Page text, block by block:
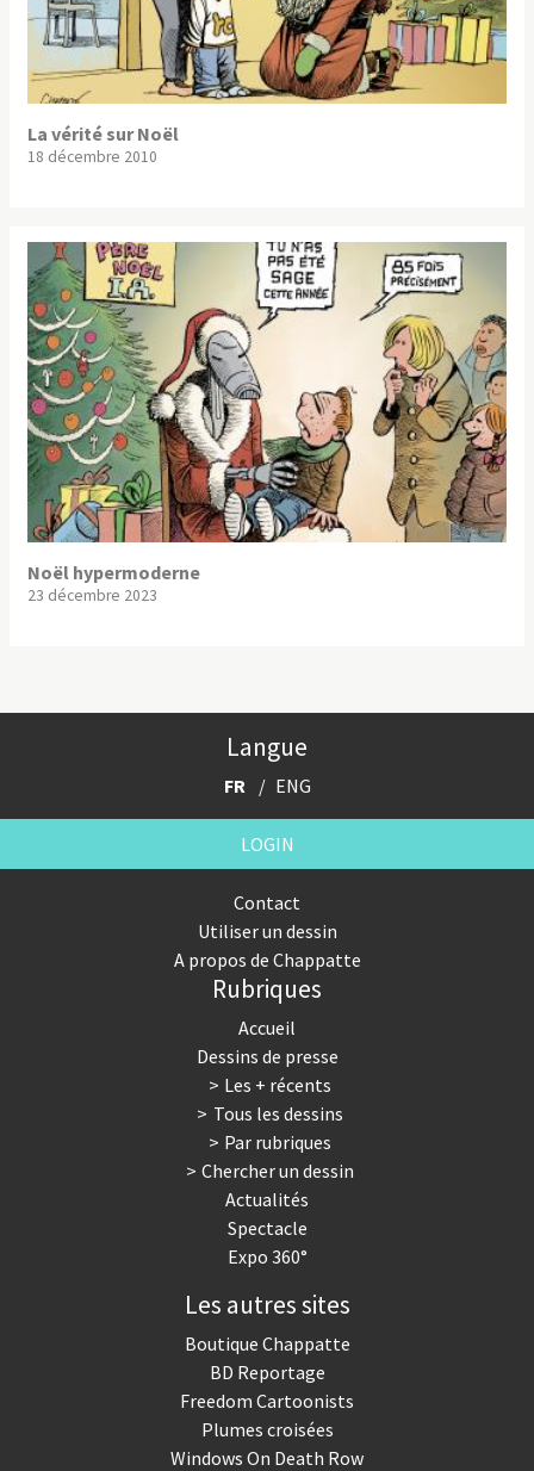
La vérité sur Noël
18 décembre 2010
Noël hypermoderne
23 décembre 2023
Langue
FR ENG
LOGIN
Contact
Utiliser un dessin
A propos de Chappatte
Rubriques
Accueil
Dessins de presse
Les + récents
Tous les dessins
Par rubriques
Chercher un dessin
Actualités
Spectacle
Expo 360°
Les autres sites
Boutique Chappatte
BD Reportage
Freedom Cartoonists
Plumes croisées
Windows On Death Row